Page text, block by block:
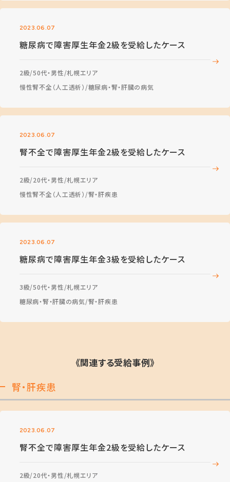
2023.06.07
糖尿病で障害厚生年金2級を受給したケース
2級 50代・男性 札幌エリア
慢性腎不全（人工透析） 糖尿病・腎・肝臓の病気
2023.06.07
腎不全で障害厚生年金2級を受給したケース
2級 20代・男性 札幌エリア
慢性腎不全（人工透析） 腎・肝疾患
2023.06.07
糖尿病で障害厚生年金3級を受給したケース
3級 50代・男性 札幌エリア
糖尿病・腎・肝臓の病気 腎・肝疾患
《関連する受給事例》
腎・肝疾患
2023.06.07
腎不全で障害厚生年金2級を受給したケース
2級 20代・男性 札幌エリア